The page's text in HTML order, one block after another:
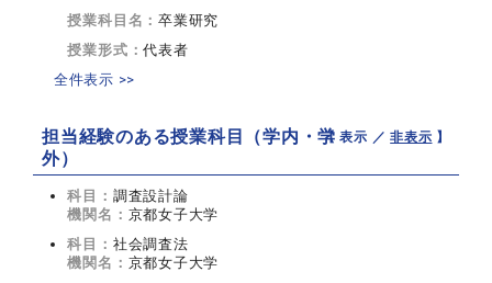
授業科目名：卒業研究
授業形式：代表者
全件表示 >>
担当経験のある授業科目（学内・学
外）
【 表示 ／非表示 】
科目： 調査設計論
機関名： 京都女子大学
科目： 社会調査法
機関名： 京都女子大学